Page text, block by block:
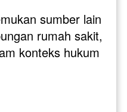
sumber lain
rumah sakit,
konteks hukum